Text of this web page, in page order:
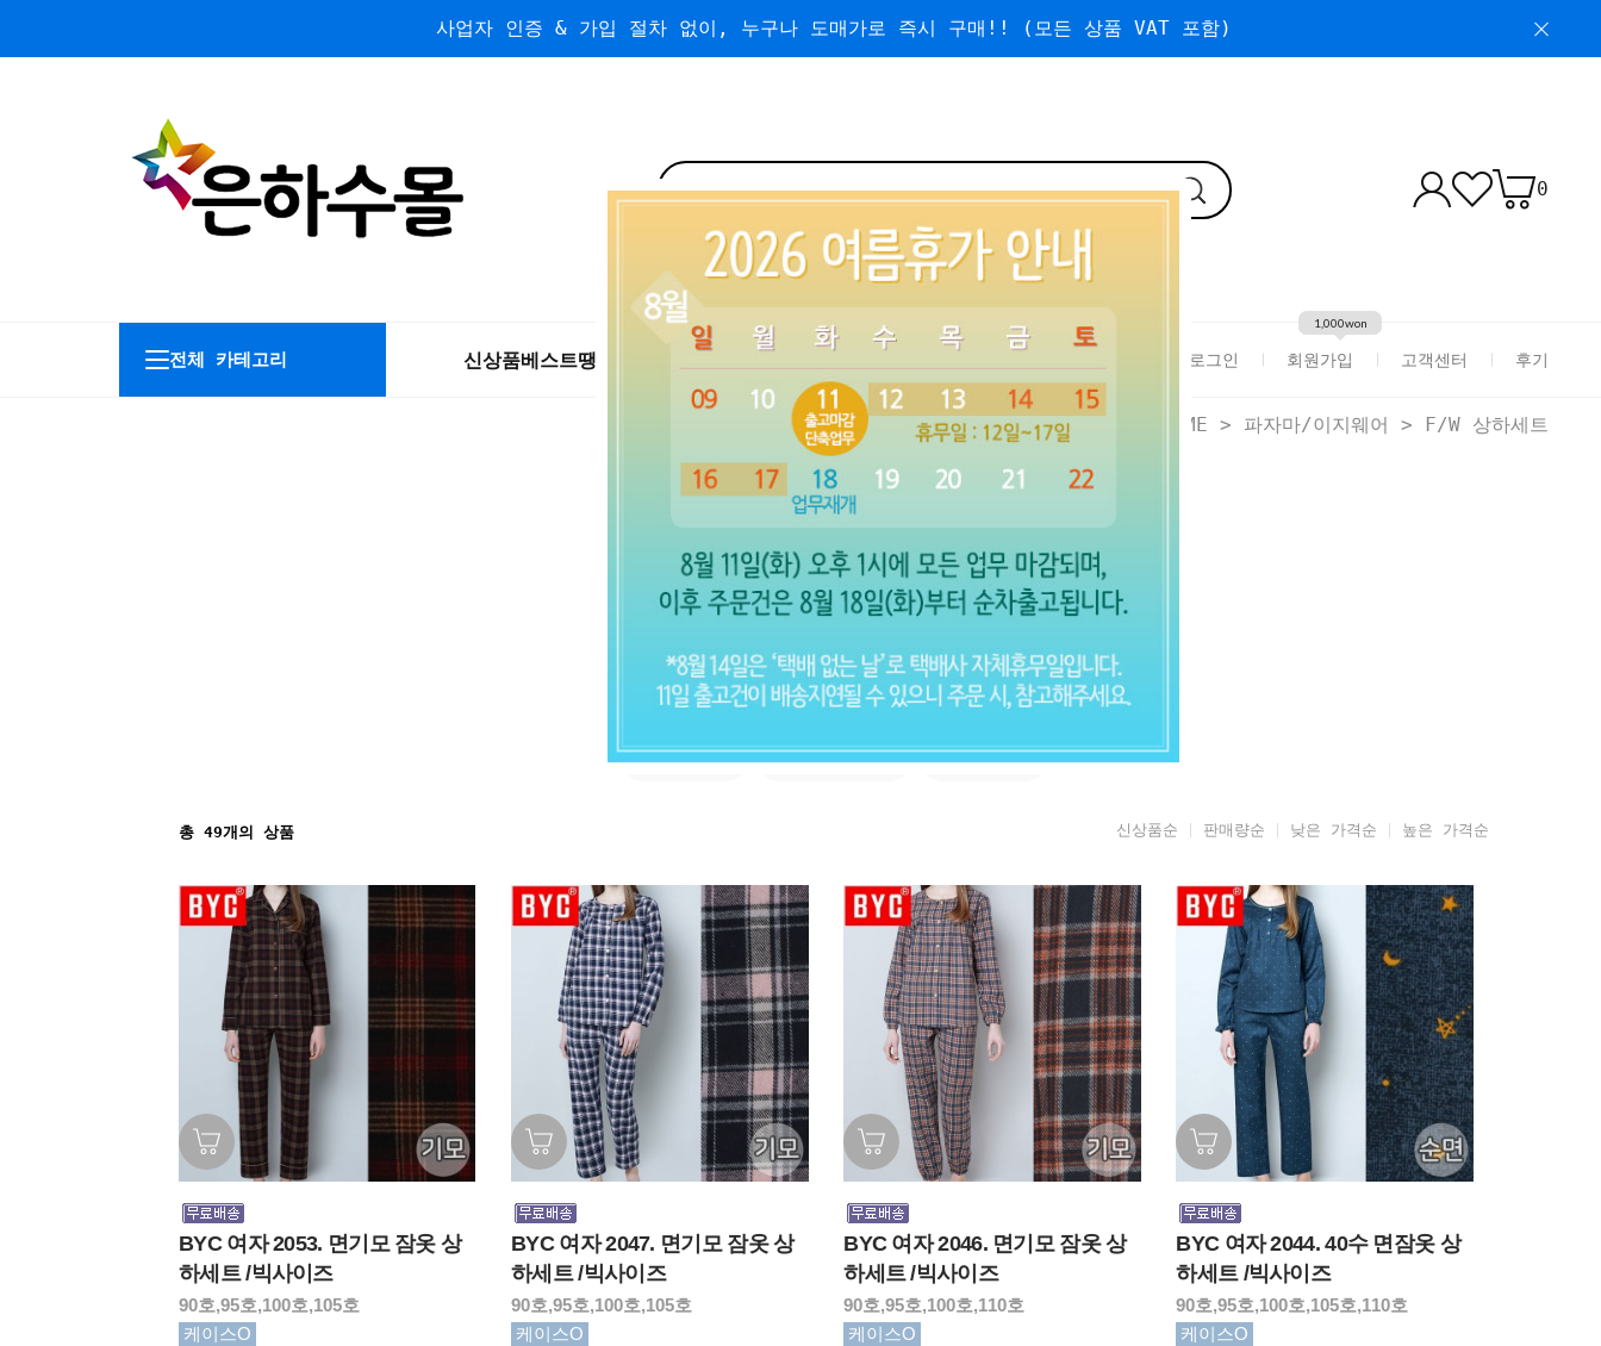
사업자 인증 & 가입 절차 없이, 누구나 도매가로 즉시 구매!! (모든 상품 VAT 포함)
0
전체 카테고리 신상품베스트땡처리/왕도매 로그인 회원가입
1,000won
고객센터 후기
HOME > 파자마/이지웨어 > F/W 상하세트
F/W 상하세트
파자마/이지웨어 (전체보기)
수면잠옷 면/실크 잠옷 기모잠옷
총 49개의 상품 신상품순 판매량순 낮은 가격순 높은 가격순
BYC 여자 2053. 면기모 잠옷 상
하세트 /빅사이즈
90호,95호,100호,105호
케이스O
BYC 여자 2047. 면기모 잠옷 상
하세트 /빅사이즈
90호,95호,100호,105호
케이스O
BYC 여자 2046. 면기모 잠옷 상
하세트 /빅사이즈
90호,95호,100호,110호
케이스O
BYC 여자 2044. 40수 면잠옷 상
하세트 /빅사이즈
90호,95호,100호,105호,110호
케이스O